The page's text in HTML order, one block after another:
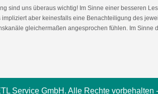
sind uns überaus wichtig! Im Sinne einer besseren
aber keinesfalls eine Benachteiligung des
gleichermaßen angesprochen fühlen. Im
Service GmbH. Alle Rechte vorbehalten -